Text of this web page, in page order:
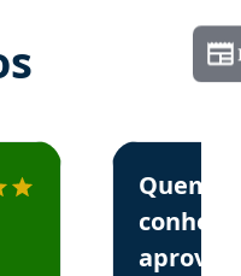
Concursos em
Estudante
Quem
aprova